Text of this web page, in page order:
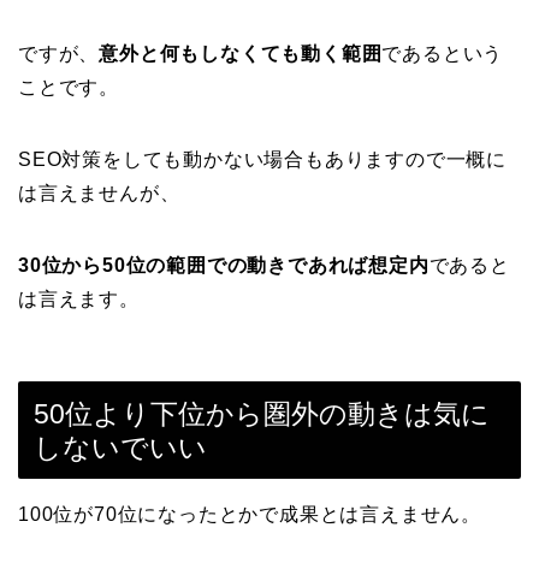
ですが、意外と何もしなくても動く範囲であるという
ことです。
SEO対策をしても動かない場合もありますので一概に
は言えませんが、
30位から50位の範囲での動きであれば想定内であると
は言えます。
50位より下位から圏外の動きは気に
しないでいい
100位が70位になったとかで成果とは言えません。